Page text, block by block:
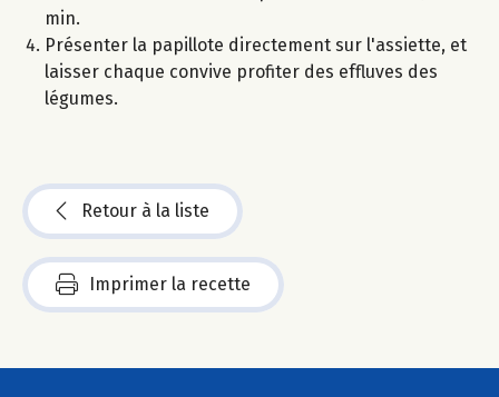
min.
Présenter la papillote directement sur l'assiette, et
laisser chaque convive profiter des effluves des
légumes.
Retour à la liste
Imprimer la recette